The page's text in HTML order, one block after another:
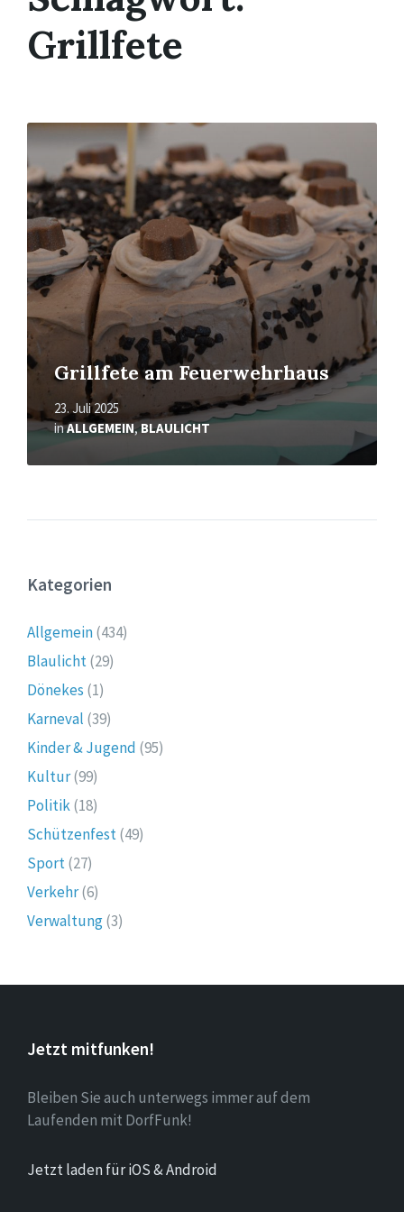
Grillfete
Grillfete am Feuerwehrhaus
23. Juli 2025
inALLGEMEIN,BLAULICHT
Mehr
erfahren
Kategorien
Allgemein(434)
Blaulicht(29)
Dönekes (1)
Karneval (39)
Kinder & Jugend (95)
Kultur(99)
Politik(18)
Schützenfest(49)
Sport(27)
Verkehr(6)
Verwaltung(3)
Jetzt mitfunken!
Bleiben Sie auch unterwegs immer auf dem
Laufenden mit DorfFunk!
Jetzt laden für iOS & Android